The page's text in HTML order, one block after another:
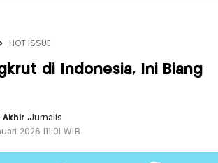
HOT ISSUE
di Indonesia, Ini Biang
Akhir ,Jurnalis
2026 |11:01 WIB